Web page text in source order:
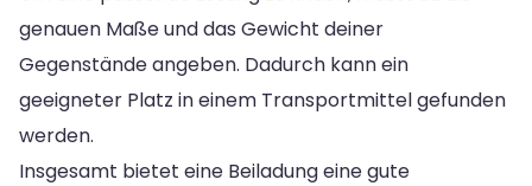
genauen Maße und das Gewicht deiner
Gegenstände angeben. Dadurch kann ein
geeigneter Platz in einem Transportmittel gefunden
werden.
Insgesamt bietet eine Beiladung eine gute